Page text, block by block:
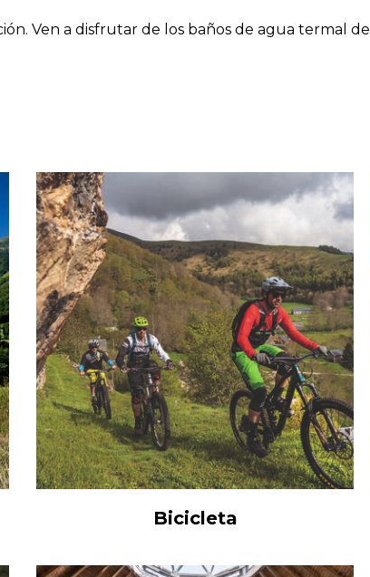
Ven a disfrutar de los baños de agua termal de
Bicicleta